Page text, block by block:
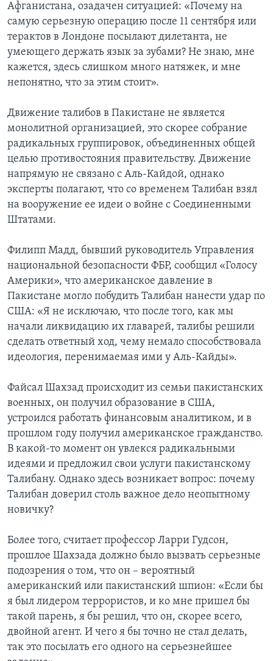
Афганистана, озадачен ситуацией: «Почему на
самую серьезную операцию после 11 сентября или
терактов в Лондоне посылают дилетанта, не
умеющего держать язык за зубами? Не знаю, мне
кажется, здесь слишком много натяжек, и мне
непонятно, что за этим стоит».
Движение талибов в Пакистане не является
монолитной организацией, это скорее собрание
радикальных группировок, объединенных общей
целью противостояния правительству. Движение
напрямую не связано с Аль-Кайдой, однако
эксперты полагают, что со временем Талибан взял
на вооружение ее идеи о войне с Соединенными
Штатами.
Филипп Мадд, бывший руководитель Управления
национальной безопасности ФБР, сообщил «Голосу
Америки», что американское давление в
Пакистане могло побудить Талибан нанести удар по
США: «Я не исключаю, что после того, как мы
начали ликвидацию их главарей, талибы решили
сделать ответный ход, чему немало способствовала
идеология, перенимаемая ими у Аль-Кайды».
Файсал Шахзад происходит из семьи пакистанских
военных, он получил образование в США,
устроился работать финансовым аналитиком, и в
прошлом году получил американское гражданство.
В какой-то момент он увлекся радикальными
идеями и предложил свои услуги пакистанскому
Талибану. Однако здесь возникает вопрос: почему
Талибан доверил столь важное дело неопытному
новичку?
Более того, считает профессор Ларри Гудсон,
прошлое Шахзада должно было вызвать серьезные
подозрения о том, что он – вероятный
американский или пакистанский шпион: «Если бы
я был лидером террористов, и ко мне пришел бы
такой парень, я бы решил, что он, скорее всего,
двойной агент. И чего я бы точно не стал делать,
так это посылать его одного на серьезнейшее